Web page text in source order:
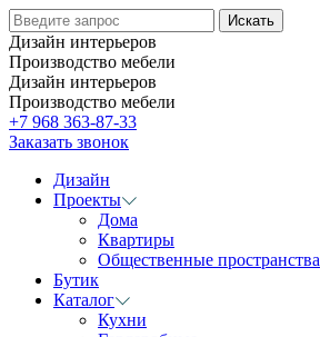
Дизайн интерьеров
Производство мебели
Дизайн интерьеров
Производство мебели
+7 968 363-87-33
Заказать звонок
Дизайн
Проекты
Дома
Квартиры
Общественные пространства
Бутик
Каталог
Кухни